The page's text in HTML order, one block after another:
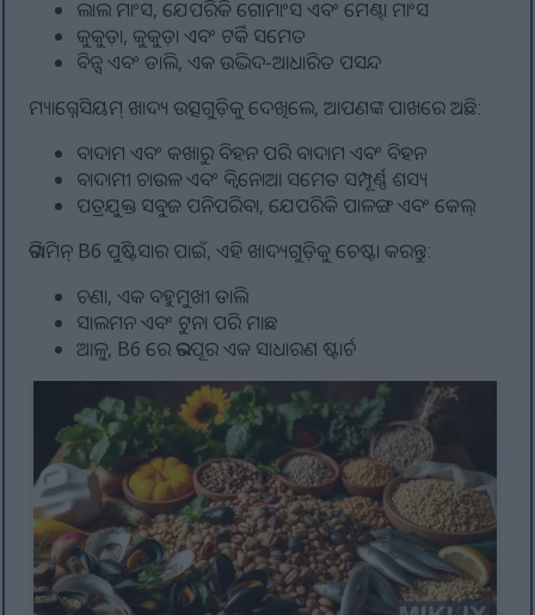
ଲାଲ ମାଂସ, ଯେପରିକି ଗୋମାଂସ ଏବଂ ମେଣ୍ଢା ମାଂସ
କୁକୁଡ଼ା, କୁକୁଡ଼ା ଏବଂ ଟର୍କି ସମେତ
ବିନ୍ସ ଏବଂ ଡାଲି, ଏକ ଉଦ୍ଭିଦ-ଆଧାରିତ ପସନ୍ଦ
ମ୍ୟାଗ୍ନେସିୟମ୍ ଖାଦ୍ୟ ଉତ୍ସଗୁଡ଼ିକୁ ଦେଖିଲେ, ଆପଣଙ୍କ ପାଖରେ ଅଛି:
ବାଦାମ ଏବଂ କଖାରୁ ବିହନ ପରି ବାଦାମ ଏବଂ ବିହନ
ବାଦାମୀ ଚାଉଳ ଏବଂ କ୍ୱିନୋଆ ସମେତ ସମ୍ପୂର୍ଣ୍ଣ ଶସ୍ୟ
ପତ୍ରଯୁକ୍ତ ସବୁଜ ପନିପରିବା, ଯେପରିକି ପାଳଙ୍ଗ ଏବଂ କେଲ୍
ଭିଟାମିନ୍ B6 ପୁଷ୍ଟିସାର ପାଇଁ, ଏହି ଖାଦ୍ୟଗୁଡ଼ିକୁ ଚେଷ୍ଟା କରନ୍ତୁ:
ଚଣା, ଏକ ବହୁମୁଖୀ ଡାଲି
ସାଲମନ ଏବଂ ଟୁନା ପରି ମାଛ
ଆଳୁ, B6 ରେ ଭରପୂର ଏକ ସାଧାରଣ ଷ୍ଟାର୍ଚ